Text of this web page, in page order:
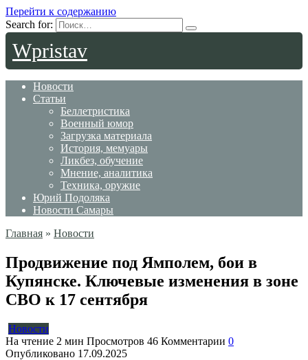
Перейти к содержанию
Search for:
Wpristav
Новости
Статьи
Беллетристика
Военный юмор
Загрузка материала
История, мемуары
Ликбез, обучение
Мнение, аналитика
Техника, оружие
Юрий Подоляка
Новости Самары
Главная » Новости
Продвижение под Ямполем, бои в
Купянске. Ключевые изменения в зоне
СВО к 17 сентября
Новости
На чтение 2 мин Просмотров 46 Комментарии 0
Опубликовано 17.09.2025